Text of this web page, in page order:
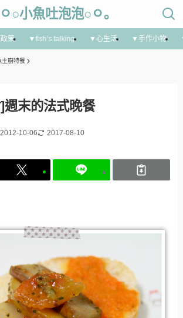
○小魚吐泡泡○ㅇ｡
策 ▼fish’s talking ▼心生活 ▼手作小物
主廚特餐
週末的法式晚餐
2012-10-06 2017-08-10